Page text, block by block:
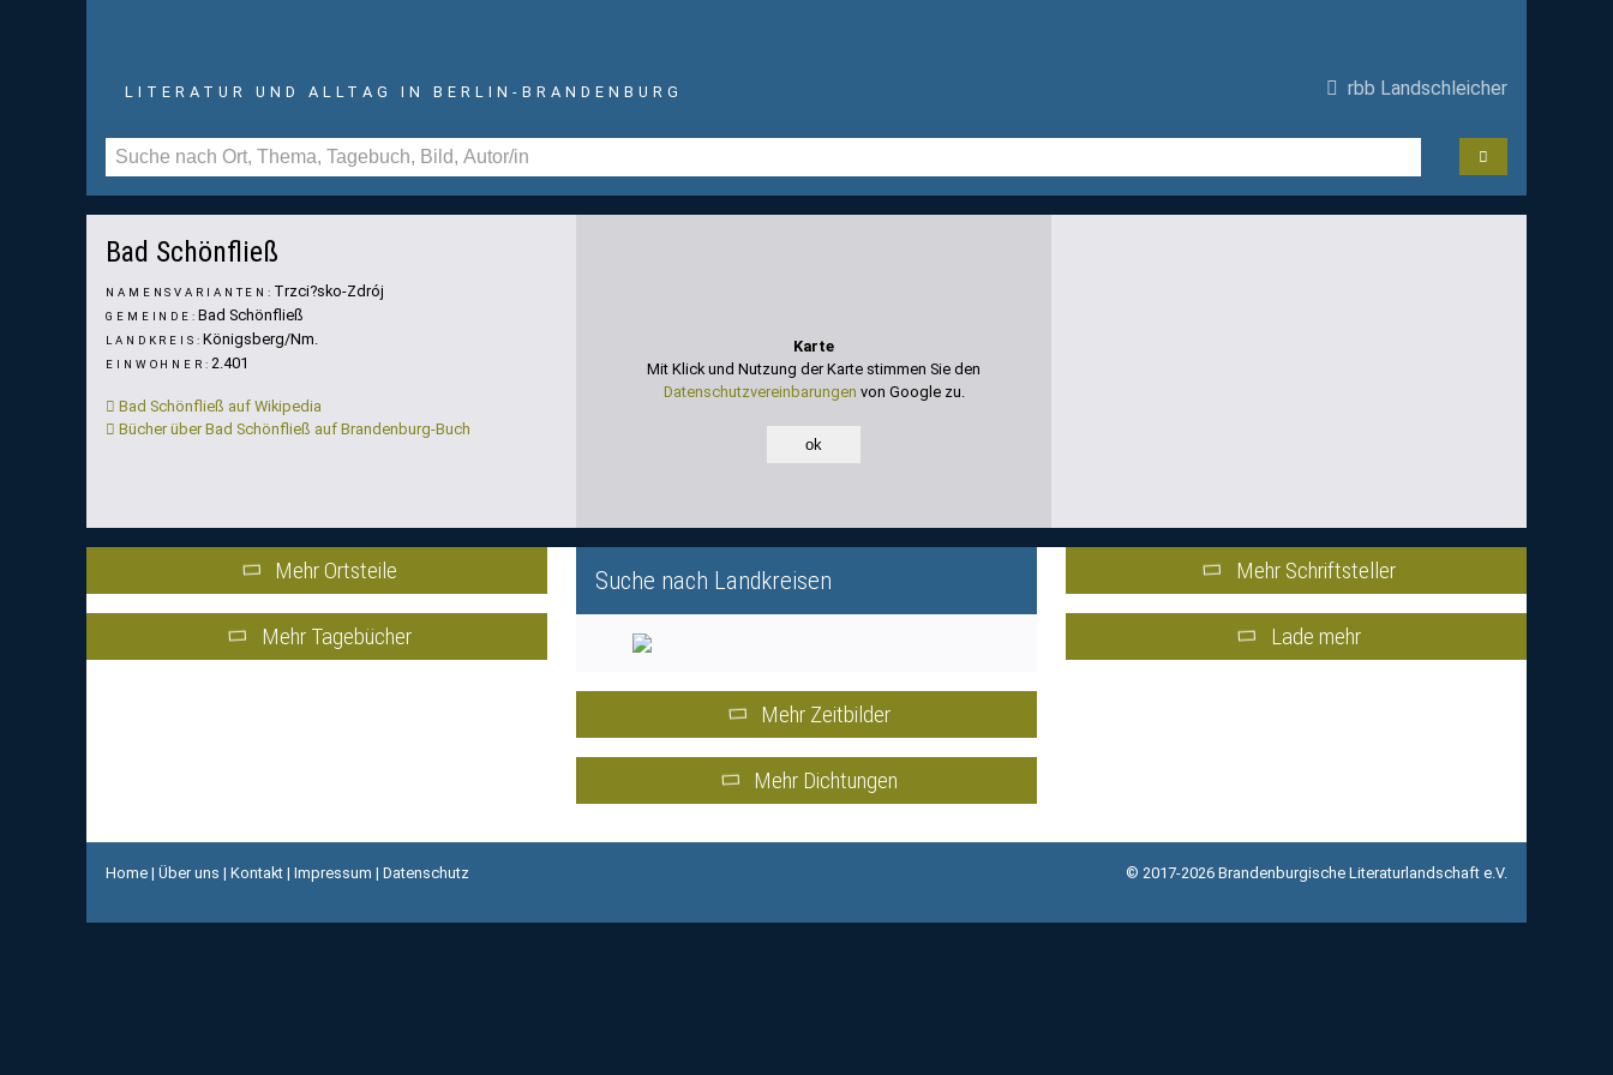
LITERATUR UND ALLTAG IN BERLIN-BRANDENBURG rbb Landschleicher
Rittergut Rohrbeck in Bad Schönfließ (Sammlung
Duncker)
Bad Schönfließ
NAMENSVARIANTEN: Trzci?sko-Zdrój
GEMEINDE: Bad Schönfließ
LANDKREIS: Königsberg/Nm.
EINWOHNER: 2.401
Bad Schönfließ auf Wikipedia
Bücher über Bad Schönfließ auf Brandenburg-Buch
Karte
Mit Klick und Nutzung der Karte stimmen Sie den
Datenschutzvereinbarungen von Google zu.
ok
Mehr Ortsteile
Mehr Tagebücher
Suche nach Landkreisen
Mehr Zeitbilder
Mehr Dichtungen
Mehr Schriftsteller
Lade mehr
Home | Über uns | Kontakt | Impressum | Datenschutz © 2017-2026 Brandenburgische Literaturlandschaft e.V.